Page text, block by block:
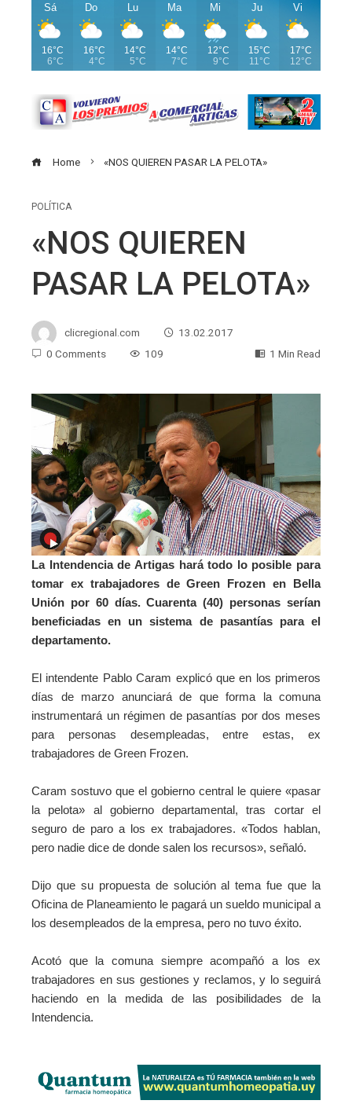
Sá
16°C
6°C
Do
16°C
4°C
Lu
14°C
5°C
Ma
14°C
7°C
Mi
12°C
9°C
Ju
15°C
11°C
Vi
17°C
12°C
Home «NOS QUIEREN PASAR LA PELOTA»
POLÍTICA
«NOS QUIEREN
PASAR LA PELOTA»
clicregional.com
13.02.2017
0 Comments
109 1 Min Read
La Intendencia de Artigas hará todo lo posible para
tomar ex trabajadores de Green Frozen en Bella
Unión por 60 días. Cuarenta (40) personas serían
beneficiadas en un sistema de pasantías para el
departamento.
El intendente Pablo Caram explicó que en los primeros
días de marzo anunciará de que forma la comuna
instrumentará un régimen de pasantías por dos meses
para personas desempleadas, entre estas, ex
trabajadores de Green Frozen.
Caram sostuvo que el gobierno central le quiere «pasar
la pelota» al gobierno departamental, tras cortar el
seguro de paro a los ex trabajadores. «Todos hablan,
pero nadie dice de donde salen los recursos», señaló.
Dijo que su propuesta de solución al tema fue que la
Oficina de Planeamiento le pagará un sueldo municipal a
los desempleados de la empresa, pero no tuvo éxito.
Acotó que la comuna siempre acompañó a los ex
trabajadores en sus gestiones y reclamos, y lo seguirá
haciendo en la medida de las posibilidades de la
Intendencia.